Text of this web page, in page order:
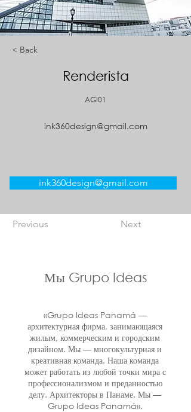
< Back
Renderista
AGI01
ink360design@gmail.com
ink360design@gmail.com
Previous Next
Мы Grupo Ideas
«Grupo Ideas Panamá —
архитектурная фирма, занимающаяся
жилым, коммерческим и городским
дизайном. Мы — многокультурная и
креативная команда. Наша команда
может работать из любой точки мира с
профессионализмом и преданностью
делу. Архитекторы в Панаме. Мы —
Grupo Ideas Panamá».